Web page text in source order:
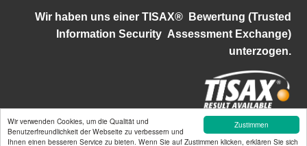
Zustimmen
Wir verwenden Cookies, um die Qualität und
Benutzerfreundlichkeit der Webseite zu verbessern und
Ihnen einen besseren Service zu bieten. Wenn Sie auf Zustimmen klicken, erklären Sie sich
Wir haben uns einer TISAX®
Bewertung (Trusted
Information Security Assessment Exchange)
unterzogen.
©2026 VMT Bildverarbeitungssysteme GmbH | Mallaustraße 50-56 |
68219 Mannheim | info@vmt-systems.com | Tel.:+49 621-84250-0